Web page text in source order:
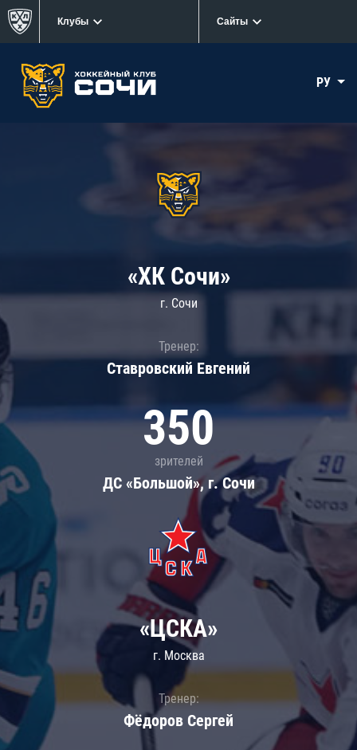
Клубы Сайты
РУ
«ХК Сочи»
г. Сочи
Тренер:
Ставровский Евгений
350
зрителей
ДС «Большой», г. Сочи
«ЦСКА»
г. Москва
Тренер:
Фёдоров Сергей